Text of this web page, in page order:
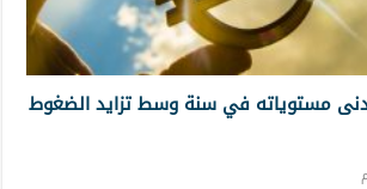
أدنى مستوياته في سنة وسط تزايد الضغوط